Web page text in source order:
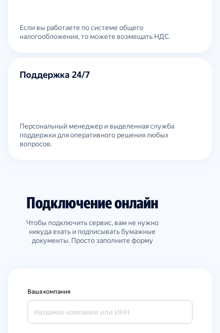
Если вы работаете по системе общего
налогообложения, то можете возмещать НДС.
Поддержка 24/7
Персональный менеджер и выделенная служба
поддержки для оперативного решения любых
вопросов.
Подключение онлайн
Чтобы подключить сервис, вам не нужно
никуда ехать и подписывать бумажные
документы. Просто заполните форму
Ваша компания